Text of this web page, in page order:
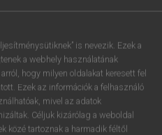
escape/squeak
is nevezik. Ezek a
a webhely használatának
hogy milyen oldalakat keresett fel
Ezek az információk a felhasználó
mivel az adatok
Céljuk kizárólag a weboldal
közé tartoznak a harmadik féltől
o p ő ú
ű
. AltGr